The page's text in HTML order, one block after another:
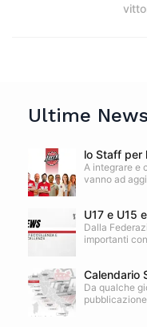
Ultime News
lo Staff per
A integrare e
vanno ad
U17 e U15
Dalla
importanti
Calendario
Da qualche